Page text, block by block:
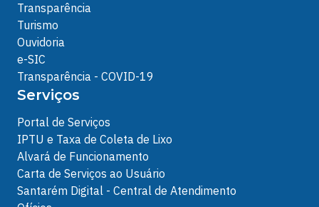
Transparência
Turismo
Ouvidoria
e-SIC
Transparência - COVID-19
Serviços
Portal de Serviços
IPTU e Taxa de Coleta de Lixo
Alvará de Funcionamento
Carta de Serviços ao Usuário
Santarém Digital - Central de Atendimento